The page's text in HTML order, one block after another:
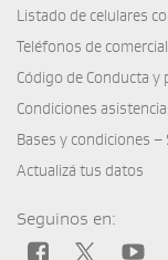
Listado de celulares
Teléfonos de
Código de Conducta
Condiciones
Bases y condiciones –
Actualizá tus datos
Seguinos en: